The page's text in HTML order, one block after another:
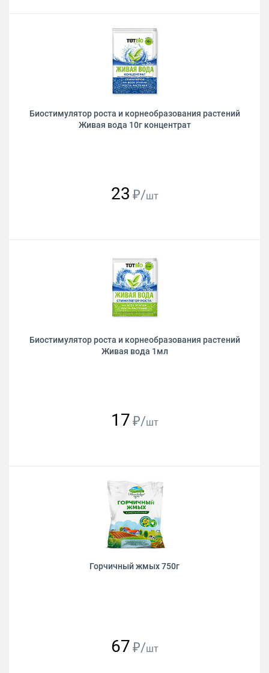
Биостимулятор роста и корнеобразования растений
Живая вода 10г концентрат
23 ₽/шт
Биостимулятор роста и корнеобразования растений
Живая вода 1мл
17 ₽/шт
Горчичный жмых 750г
67 ₽/шт